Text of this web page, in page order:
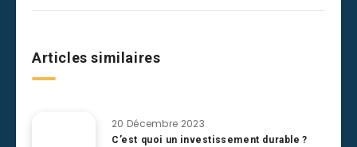
Articles similaires
20 Décembre 2023
C’est quoi un investissement durable ?